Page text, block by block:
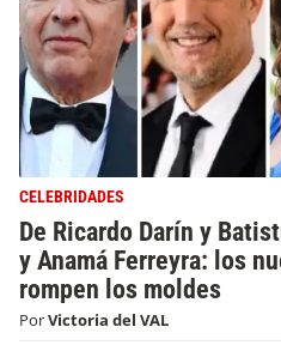
CELEBRIDADES
De Ricardo Darín y
y Anamá Ferreyra: los
rompen los moldes
PorVictoria del VAL